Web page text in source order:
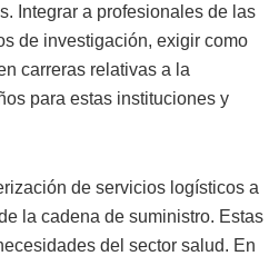
Integrar a profesionales de las
de investigación, exigir como
carreras relativas a la
para estas instituciones y
de servicios logísticos a
la cadena de suministro. Estas
del sector salud. En